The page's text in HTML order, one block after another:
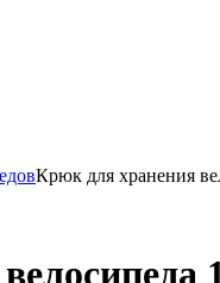
Крюк для хранения